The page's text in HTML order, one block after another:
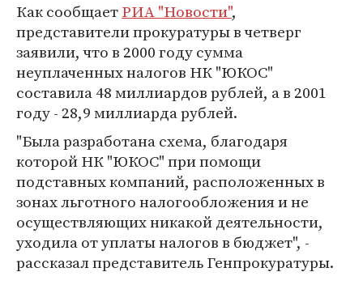
Как сообщаетРИА "Новости",
представители прокуратуры в четверг
заявили, что в 2000 году сумма
неуплаченных налогов НК "ЮКОС"
составила 48 миллиардов рублей, а в 2001
году - 28,9 миллиарда рублей.
"Была разработана схема, благодаря
которой НК "ЮКОС" при помощи
подставных компаний, расположенных в
зонах льготного налогообложения и не
осуществляющих никакой деятельности,
уходила от уплаты налогов в бюджет", -
рассказал представитель Генпрокуратуры.